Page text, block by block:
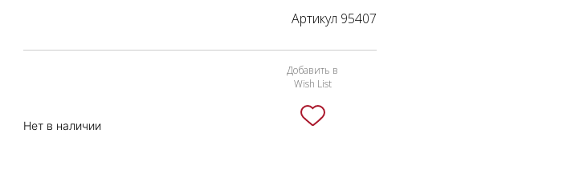
Артикул 95407
Нет в наличии
Добавить в
Wish List